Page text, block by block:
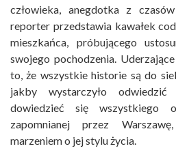
człowieka, anegdotka z
reporter przedstawia kawałek
mieszkańca, próbującego
swojego pochodzenia.
to, że wszystkie historie są do
jakby wystarczyło
dowiedzieć się wszystkiego
zapomnianej przez
marzeniem o jej stylu życia.